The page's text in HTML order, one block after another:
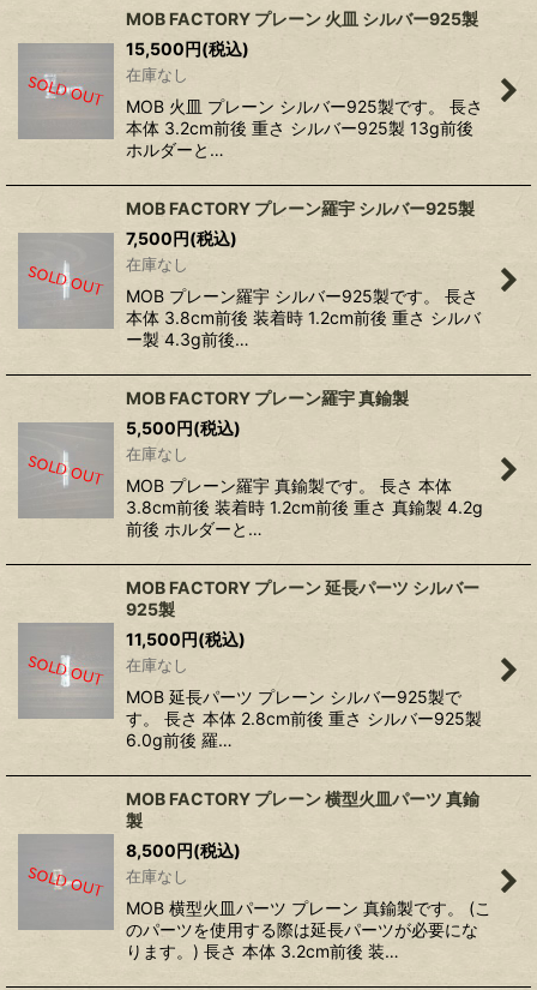
MOB FACTORY プレーン 火皿 シルバー925製
15,500 円(税込)
在庫なし
MOB 火皿 プレーン シルバー925製です。 長さ
本体 3.2cm前後 重さ シルバー925製 13g前後
ホルダーと…
MOB FACTORY プレーン羅宇 シルバー925製
7,500 円(税込)
在庫なし
MOB プレーン羅宇 シルバー925製です。 長さ
本体 3.8cm前後 装着時 1.2cm前後 重さ シルバ
ー製 4.3g前後…
MOB FACTORY プレーン羅宇 真鍮製
5,500 円(税込)
在庫なし
MOB プレーン羅宇 真鍮製です。 長さ 本体
3.8cm前後 装着時 1.2cm前後 重さ 真鍮製 4.2g
前後 ホルダーと…
MOB FACTORY プレーン 延長パーツ シルバー
925製
11,500 円(税込)
在庫なし
MOB 延長パーツ プレーン シルバー925製で
す。 長さ 本体 2.8cm前後 重さ シルバー925製
6.0g前後 羅…
MOB FACTORY プレーン 横型火皿パーツ 真鍮
製
8,500 円(税込)
在庫なし
MOB 横型火皿パーツ プレーン 真鍮製です。 (こ
のパーツを使用する際は延長パーツが必要にな
ります。) 長さ 本体 3.2cm前後 装…